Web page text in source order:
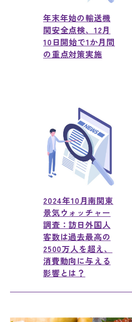
年末年始の輸送機
関安全点検、12月
10日開始で1か月間
の重点対策実施
2024年10月南関東
景気ウォッチャー
調査：訪日外国人
客数は過去最高の
2500万人を超え、
消費動向に与える
影響とは？